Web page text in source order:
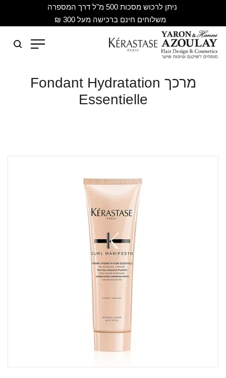
ניתן לרכוש מסכות 500 מ"ל דרך המספרה
משלוחים חינם ברכישה מעל 300 ₪
מרכך Fondant Hydratation
Essentielle